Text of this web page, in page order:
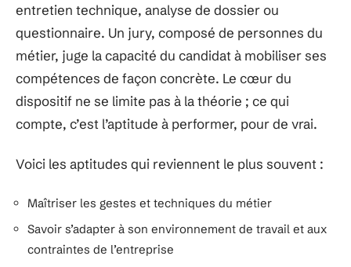
entretien technique, analyse de dossier ou
questionnaire. Un jury, composé de personnes du
métier, juge la capacité du candidat à mobiliser ses
compétences de façon concrète. Le cœur du
dispositif ne se limite pas à la théorie ; ce qui
compte, c’est l’aptitude à performer, pour de vrai.
Voici les aptitudes qui reviennent le plus souvent :
Maîtriser les gestes et techniques du métier
Savoir s’adapter à son environnement de travail et aux
contraintes de l’entreprise